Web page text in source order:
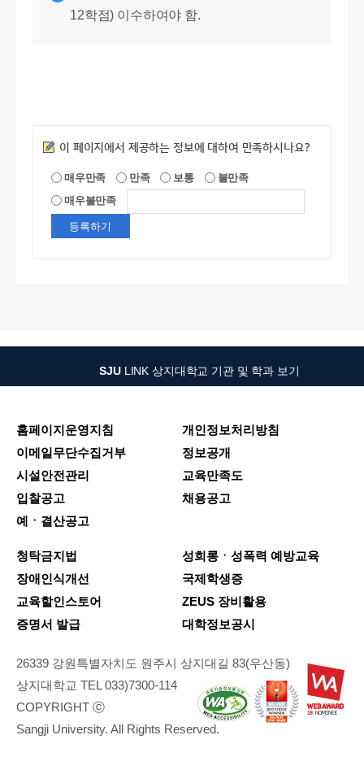
12학점) 이수하여야 함.
만족도조사
이 페이지에서 제공하는 정보에 대하여 만족하시나요?
매우만족 만족 보통
불만족
매우불만족
SJU LINK 상지대학교 기관 및 학과 보기
홈페이지운영지침
개인정보처리방침
이메일무단수집거부
정보공개
시설안전관리
교육만족도
입찰공고
채용공고
예ㆍ결산공고
청탁금지법
성희롱ㆍ성폭력 예방교육
장애인식개선
국제학생증
교육할인스토어
ZEUS 장비활용
증명서 발급
대학정보공시
26339 강원특별자치도 원주시 상지대길 83(우산동)
상지대학교 TEL 033)7300-114
COPYRIGHT ⓒ
Sangji University. All Rights Reserved.